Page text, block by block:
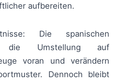
aufbereiten.
Die spanischen
die Umstellung auf
voran und verändern
Dennoch bleibt